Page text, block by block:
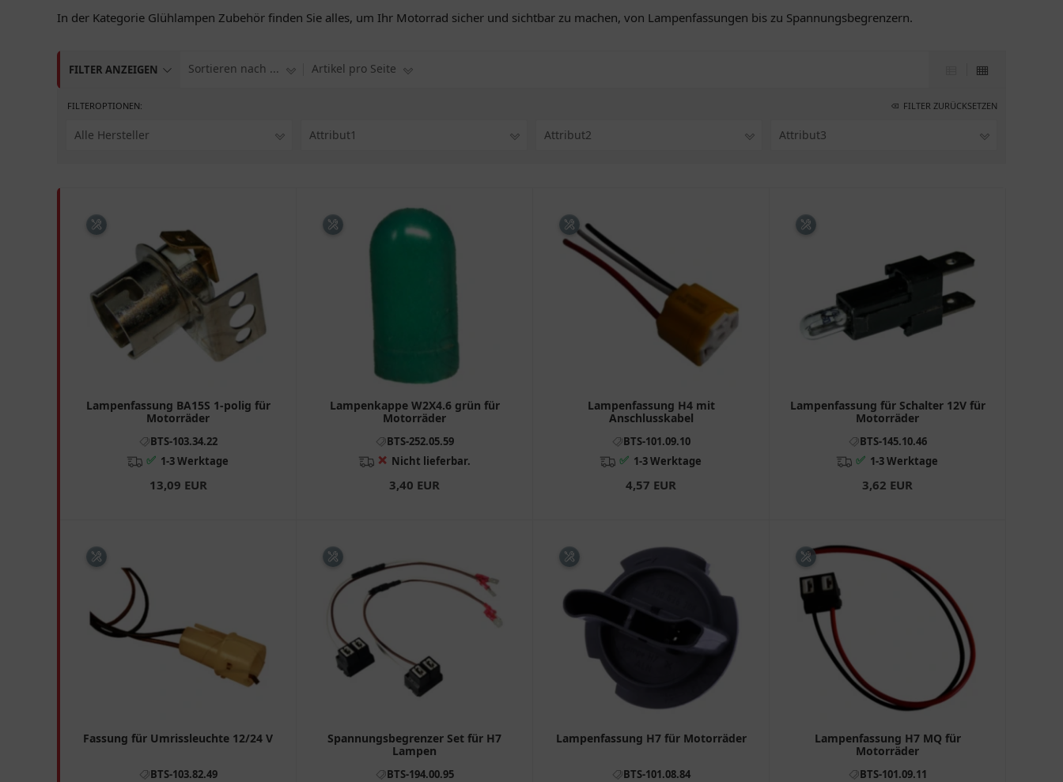
In der Kategorie Glühlampen Zubehör finden Sie alles, um Ihr Motorrad sicher und sichtbar zu machen, von Lampenfassungen bis zu Spannungsbegrenzern.
FILTER ANZEIGEN Sortieren nach ... Artikel pro Seite
FILTEROPTIONEN: FILTER ZURÜCKSETZEN
Alle Hersteller Attribut1 Attribut2 Attribut3
Lampenfassung BA15S 1-polig für
Motorräder
BTS-103.34.22
✅ 1-3 Werktage
13,09 EUR
Lampenkappe W2X4.6 grün für
Motorräder
BTS-252.05.59
❌ Nicht lieferbar.
3,40 EUR
Lampenfassung H4 mit
Anschlusskabel
BTS-101.09.10
✅ 1-3 Werktage
4,57 EUR
Lampenfassung für Schalter 12V für
Motorräder
BTS-145.10.46
✅ 1-3 Werktage
3,62 EUR
Fassung für Umrissleuchte 12/24 V
BTS-103.82.49
Spannungsbegrenzer Set für H7
Lampen
BTS-194.00.95
Lampenfassung H7 für Motorräder
BTS-101.08.84
Lampenfassung H7 MQ für
Motorräder
BTS-101.09.11